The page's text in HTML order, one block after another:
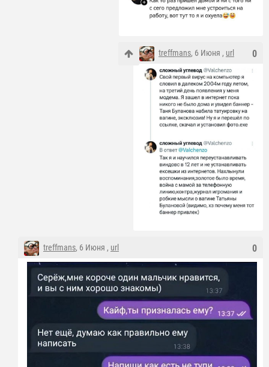
0
treffmans, 6 Июня , url
0
treffmans, 6 Июня , url